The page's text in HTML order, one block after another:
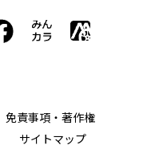
免責事項・著作権
サイトマップ